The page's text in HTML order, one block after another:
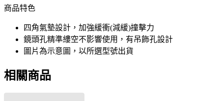
商品特色
四角氣墊設計，加強緩衝(減緩)撞擊力
鏡頭孔精準縷空不影響使用，有吊飾孔設計
圖片為示意圖，以所選型號出貨
相關商品